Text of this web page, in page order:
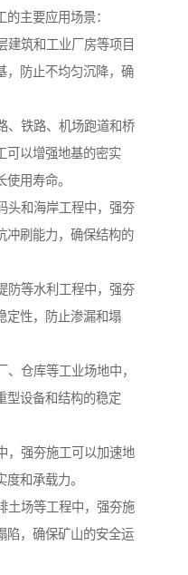
主要应用场景：
建筑和工业厂房等项目
，防止不均匀沉降，确
、铁路、机场跑道和桥
可以增强地基的密实
用寿命。
头和海岸工程中，强夯
冲刷能力，确保结构的
防等水利工程中，强夯
定性，防止渗漏和塌
仓库等工业场地中，
型设备和结构的稳定
，强夯施工可以加速地
和承载力。
土场等工程中，强夯施
陷，确保矿山的安全运